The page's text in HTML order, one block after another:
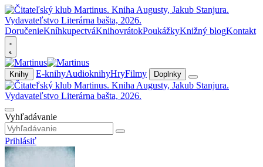
DoručenieKníhkupectváKnihovrátokPoukážkyKnižný blogKontakt
Knihy E-knihyAudioknihyHryFilmy Doplnky
Vyhľadávanie
Prihlásiť